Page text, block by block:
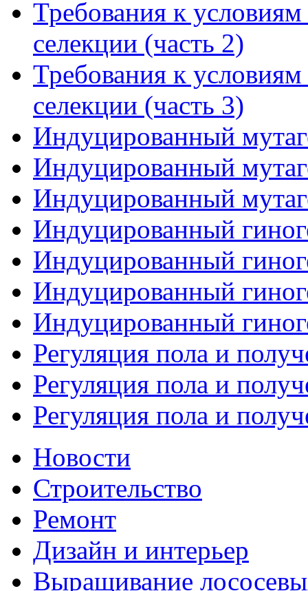
Требования к
селекции (часть 2)
Требования к
селекции (часть 3)
Индуцированный
Индуцированный
Индуцированный
Индуцированный
Индуцированный
Индуцированный
Индуцированный
Регуляция пола и
Регуляция пола и
Регуляция пола и
Новости
Строительство
Ремонт
Дизайн и интерьер
Выращивание